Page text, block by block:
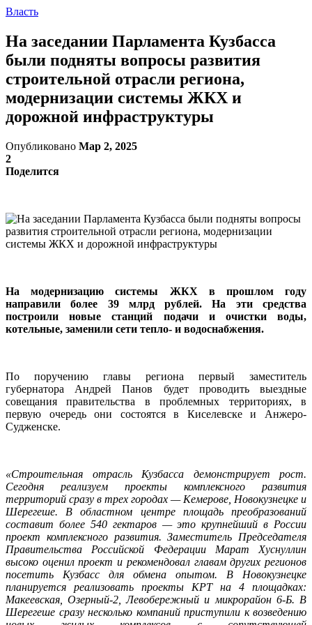
Власть
На заседании Парламента Кузбасса
были подняты вопросы развития
строительной отрасли региона,
модернизации системы ЖКХ и
дорожной инфраструктуры
Опубликовано Мар 2, 2025
2
Поделится
На модернизацию системы ЖКХ в прошлом году
направили более 39 млрд рублей. На эти средства
построили новые станций подачи и очистки воды,
котельные, заменили сети тепло- и водоснабжения.
По поручению главы региона первый заместитель
губернатора Андрей Панов будет проводить выездные
совещания правительства в проблемных территориях, в
первую очередь они состоятся в Киселевске и Анжеро-
Судженске.
«Строительная отрасль Кузбасса демонстрирует рост.
Сегодня реализуем проекты комплексного развития
территорий сразу в трех городах — Кемерове, Новокузнецке и
Шерегеше. В областном центре площадь преобразований
составит более 540 гектаров — это крупнейший в России
проект комплексного развития. Заместитель Председателя
Правительства Российской Федерации Марат Хуснуллин
высоко оценил проект и рекомендовал главам других регионов
посетить Кузбасс для обмена опытом. В Новокузнецке
планируется реализовать проекты КРТ на 4 площадках:
Макеевская, Озерный-2, Левобережный и микрорайон 6-Б. В
Шерегеше сразу несколько компаний приступили к возведению